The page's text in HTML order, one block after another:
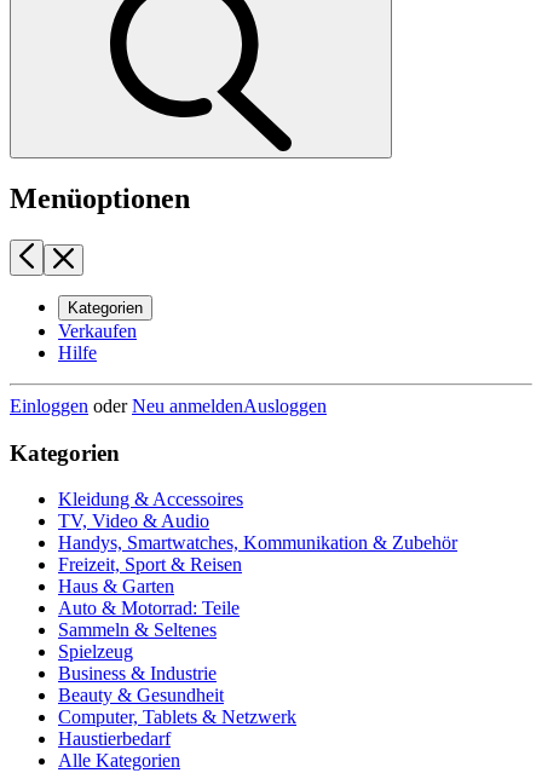
Menüoptionen
Kategorien
Verkaufen
Hilfe
Einloggen oderNeu anmeldenAusloggen
Kategorien
Kleidung & Accessoires
TV, Video & Audio
Handys, Smartwatches, Kommunikation & Zubehör
Freizeit, Sport & Reisen
Haus & Garten
Auto & Motorrad: Teile
Sammeln & Seltenes
Spielzeug
Business & Industrie
Beauty & Gesundheit
Computer, Tablets & Netzwerk
Haustierbedarf
Alle Kategorien